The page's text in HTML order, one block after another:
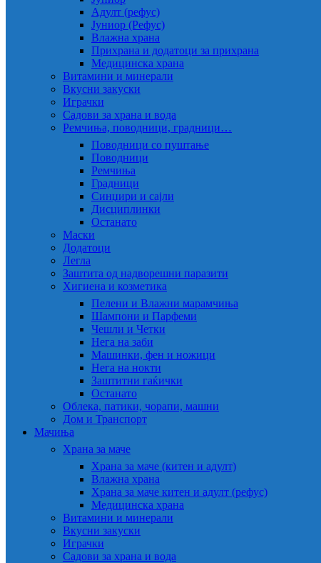
Адулт (рефус)
Јуниор (Рефус)
Влажна храна
Прихрана и додатоци за прихрана
Медицинска храна
Витамини и минерали
Вкусни закуски
Играчки
Садови за храна и вода
Ремчиња, поводници, градници…
Поводници со пуштање
Поводници
Ремчиња
Градници
Синџири и сајли
Дисциплинки
Останато
Маски
Додатоци
Легла
Заштита од надворешни паразити
Хигиена и козметика
Пелени и Влажни марамчиња
Шампони и Парфеми
Чешли и Четки
Нега на заби
Машинки, фен и ножици
Нега на нокти
Заштитни гаќички
Останато
Облека, патики, чорапи, машни
Дом и Транспорт
Мачиња
Храна за маче
Храна за маче (китен и адулт)
Влажна храна
Храна за маче китен и адулт (рефус)
Медицинска храна
Витамини и минерали
Вкусни закуски
Играчки
Садови за храна и вода